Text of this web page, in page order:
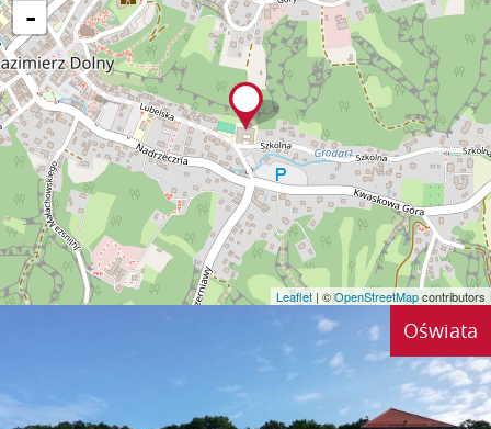
-
Leaflet | ©OpenStreetMapcontributors
Oświata